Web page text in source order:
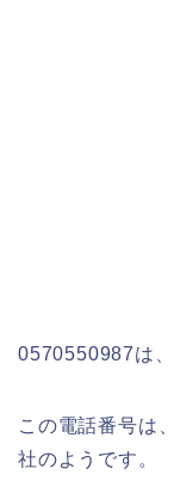
0570550987は
この電話番号は
社のようです。